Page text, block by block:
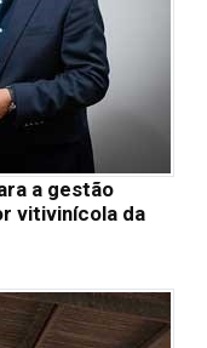
a gestão
vitivinícola da